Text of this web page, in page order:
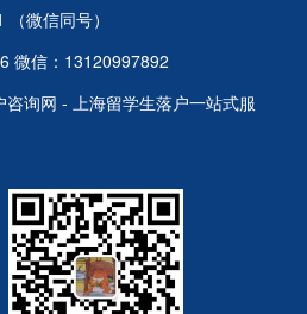
微信同号）
微信：13120997892
询网 - 上海留学生落户一站式服